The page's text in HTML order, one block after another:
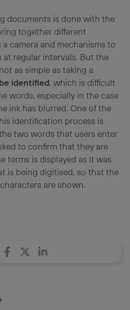
documents is done with the
together different
camera and mechanisms to
regular intervals. But the
as simple as taking a
identified, which is difficult
words, especially in the case
ink has blurred. One of the
identification process is
the two words that users enter
to confirm that they are
terms is displayed as it was
is being digitised, so that the
are shown.